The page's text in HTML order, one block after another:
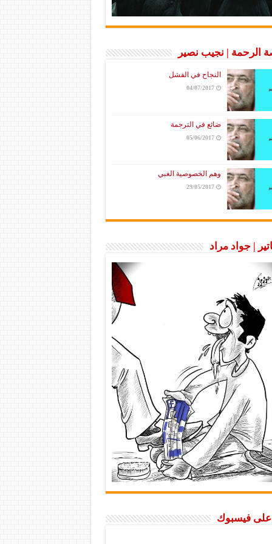
الرحمة | نجيب نصير
النجاح في الفشل
04/07/2017
ضائع في الترجمة
05/06/2017
وهم الخصوصية الغبي
29/05/2017
| جواد مراد
على فيسبوك